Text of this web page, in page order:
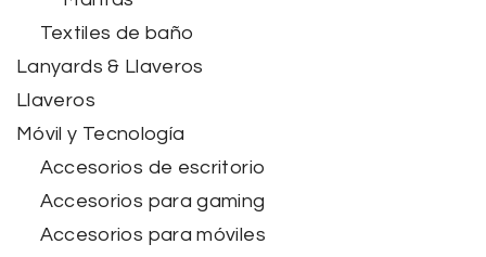
Textiles de baño
Lanyards & Llaveros
Llaveros
Móvil y Tecnología
Accesorios de escritorio
Accesorios para gaming
Accesorios para móviles